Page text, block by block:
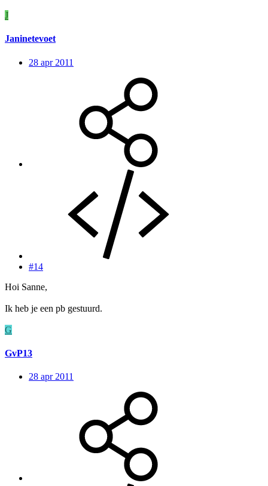
J
Janinetevoet
28 apr 2011
#14
Hoi Sanne,
Ik heb je een pb gestuurd.
G
GvP13
28 apr 2011